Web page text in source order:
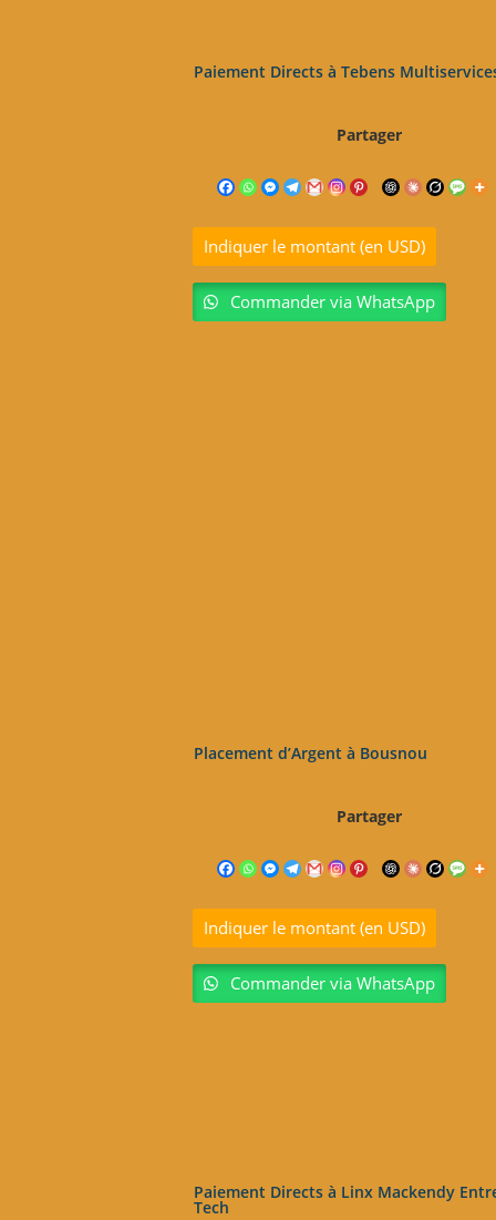
Paiement Directs à Tebens
Partager
Indiquer le montant (en USD)
Commander via WhatsApp
Placement d’Argent à Bousnou
Partager
Indiquer le montant (en USD)
Commander via WhatsApp
Paiement Directs à Linx Mackendy
Tech